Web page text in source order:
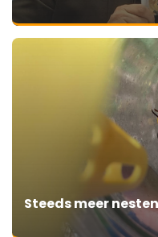
Steeds meer